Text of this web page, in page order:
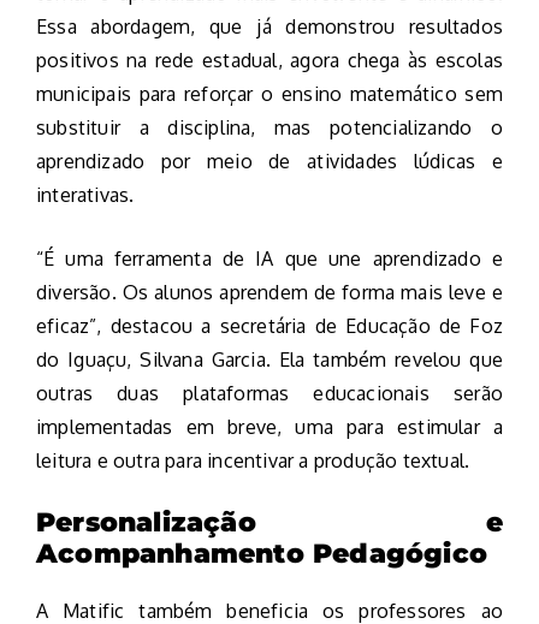
Essa abordagem, que já demonstrou resultados
positivos na rede estadual, agora chega às escolas
municipais para reforçar o ensino matemático sem
substituir a disciplina, mas potencializando o
aprendizado por meio de atividades lúdicas e
interativas.
“É uma ferramenta de IA que une aprendizado e
diversão. Os alunos aprendem de forma mais leve e
eficaz”, destacou a secretária de Educação de Foz
do Iguaçu, Silvana Garcia. Ela também revelou que
outras duas plataformas educacionais serão
implementadas em breve, uma para estimular a
leitura e outra para incentivar a produção textual.
Personalização e
Acompanhamento Pedagógico
A Matific também beneficia os professores ao